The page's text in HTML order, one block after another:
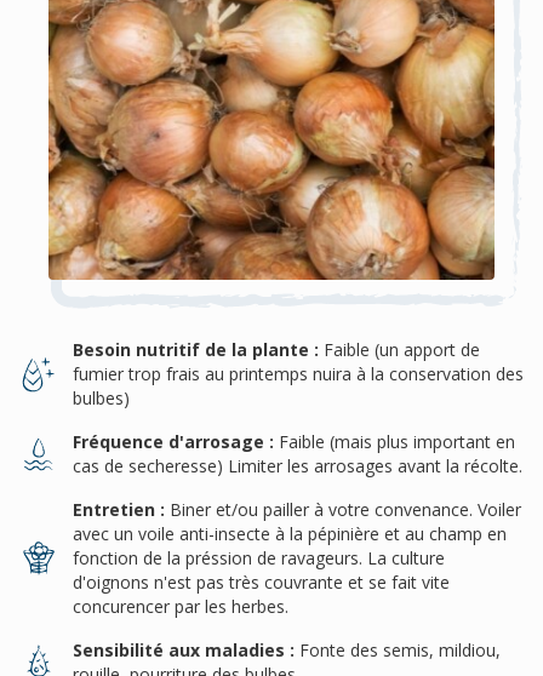
Besoin nutritif de la plante : Faible (un apport de
fumier trop frais au printemps nuira à la conservation des
bulbes)
Fréquence d'arrosage : Faible (mais plus important en
cas de secheresse) Limiter les arrosages avant la récolte.
Entretien : Biner et/ou pailler à votre convenance. Voiler
avec un voile anti-insecte à la pépinière et au champ en
fonction de la préssion de ravageurs. La culture
d'oignons n'est pas très couvrante et se fait vite
concurencer par les herbes.
Sensibilité aux maladies : Fonte des semis, mildiou,